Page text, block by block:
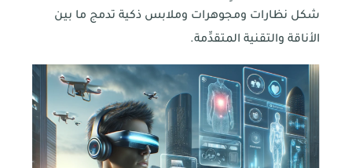
شكل نظارات ومجوهرات وملابس ذكية تدمج ما بين
الأناقة والتقنية المتقدِّمة.